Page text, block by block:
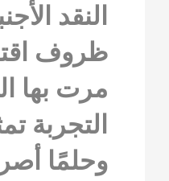
النقد
ظروف
مرت بها
التجربة
وحلمًا